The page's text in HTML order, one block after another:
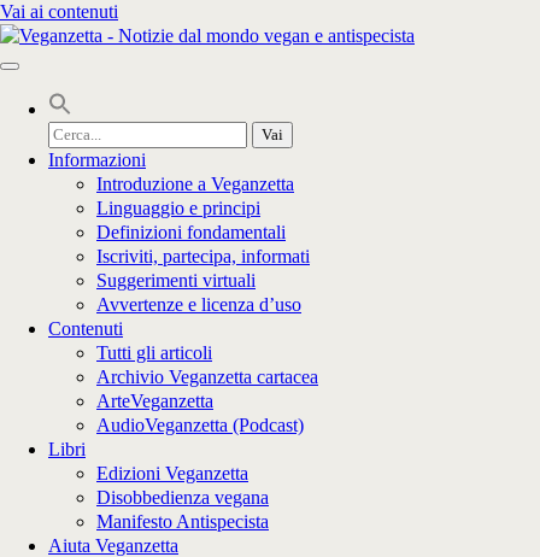
Vai ai contenuti
Cerca
per:
Informazioni
Introduzione a Veganzetta
Linguaggio e principi
Definizioni fondamentali
Iscriviti, partecipa, informati
Suggerimenti virtuali
Avvertenze e licenza d’uso
Contenuti
Tutti gli articoli
Archivio Veganzetta cartacea
ArteVeganzetta
AudioVeganzetta (Podcast)
Libri
Edizioni Veganzetta
Disobbedienza vegana
Manifesto Antispecista
Aiuta Veganzetta